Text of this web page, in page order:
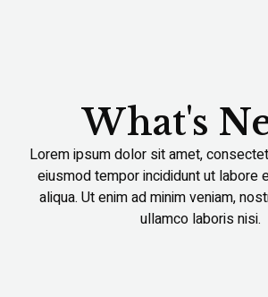
What's
Lorem ipsum dolor sit amet,
eiusmod tempor incididunt ut labore
aliqua. Ut enim ad minim veniam,
ullamco laboris nisi.